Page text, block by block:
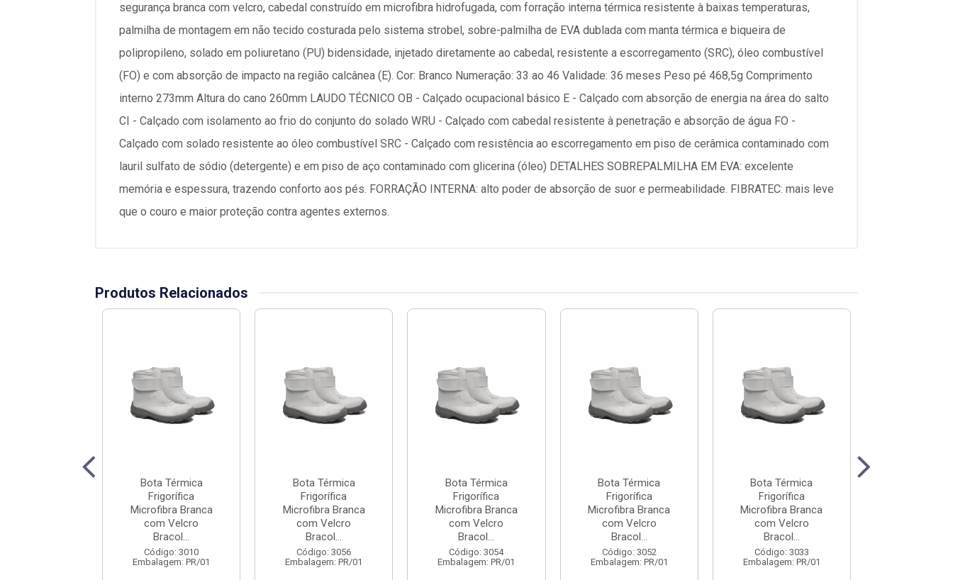
segurança branca com velcro, cabedal construído em microfibra hidrofugada, com forração interna térmica resistente à baixas temperaturas,
palmilha de montagem em não tecido costurada pelo sistema strobel, sobre-palmilha de EVA dublada com manta térmica e biqueira de
polipropileno, solado em poliuretano (PU) bidensidade, injetado diretamente ao cabedal, resistente a escorregamento (SRC), óleo combustível
(FO) e com absorção de impacto na região calcânea (E). Cor: Branco Numeração: 33 ao 46 Validade: 36 meses Peso pé 468,5g Comprimento
interno 273mm Altura do cano 260mm LAUDO TÉCNICO OB - Calçado ocupacional básico E - Calçado com absorção de energia na área do salto
CI - Calçado com isolamento ao frio do conjunto do solado WRU - Calçado com cabedal resistente à penetração e absorção de água FO -
Calçado com solado resistente ao óleo combustível SRC - Calçado com resistência ao escorregamento em piso de cerâmica contaminado com
lauril sulfato de sódio (detergente) e em piso de aço contaminado com glicerina (óleo) DETALHES SOBREPALMILHA EM EVA: excelente
memória e espessura, trazendo conforto aos pés. FORRAÇÃO INTERNA: alto poder de absorção de suor e permeabilidade. FIBRATEC: mais leve
que o couro e maior proteção contra agentes externos.
Produtos Relacionados
Bota Térmica
Frigorífica
Microfibra Branca
com Velcro
Bracol...
Código: 3010
Embalagem: PR/01
Bota Térmica
Frigorífica
Microfibra Branca
com Velcro
Bracol...
Código: 3056
Embalagem: PR/01
Bota Térmica
Frigorífica
Microfibra Branca
com Velcro
Bracol...
Código: 3054
Embalagem: PR/01
Bota Térmica
Frigorífica
Microfibra Branca
com Velcro
Bracol...
Código: 3052
Embalagem: PR/01
Bota Térmica
Frigorífica
Microfibra Branca
com Velcro
Bracol...
Código: 3033
Embalagem: PR/01